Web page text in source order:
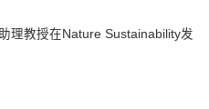
理教授在Nature Sustainability发